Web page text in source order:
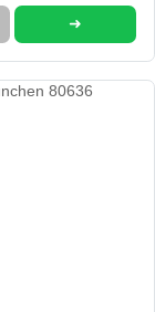
➜